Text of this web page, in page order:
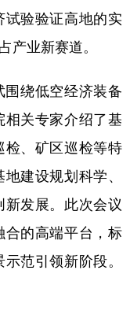
西藏
عربى
한국어
验验证高地的实
产业新赛道。
绕低空经济装备
关专家介绍了基
、矿区巡检等特
建设规划科学、
发展。此次会议
的高端平台，标
范引领新阶段。